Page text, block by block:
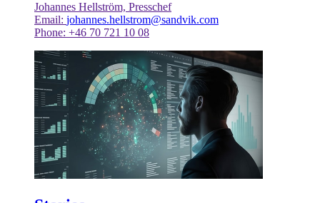
Johannes Hellström, Presschef
Email: johannes.hellstrom@sandvik.com
Phone: +46 70 721 10 08